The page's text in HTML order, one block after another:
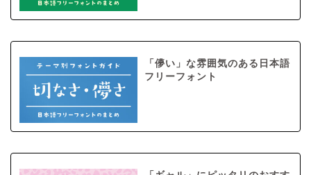
「儚い」な雰囲気のある日本語
フリーフォント